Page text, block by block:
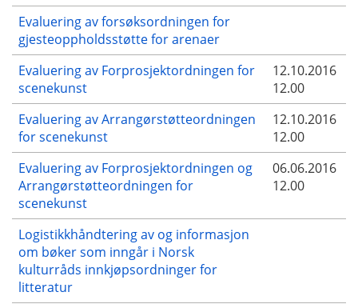
Evaluering av forsøksordningen for
gjesteoppholdsstøtte for arenaer
Evaluering av Forprosjektordningen for
scenekunst
12.10.2016
12.00
Evaluering av Arrangørstøtteordningen
for scenekunst
12.10.2016
12.00
Evaluering av Forprosjektordningen og
Arrangørstøtteordningen for
scenekunst
06.06.2016
12.00
Logistikkhåndtering av og informasjon
om bøker som inngår i Norsk
kulturråds innkjøpsordninger for
litteratur